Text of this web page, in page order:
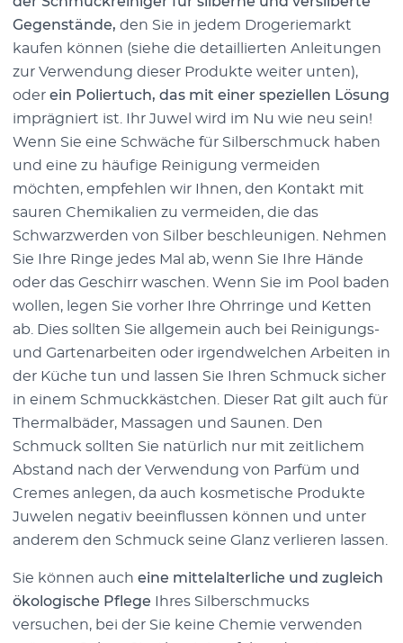
Gegenstände, den Sie in jedem Drogeriemarkt
kaufen können (siehe die detaillierten Anleitungen
zur Verwendung dieser Produkte weiter unten),
oder ein Poliertuch, das mit einer speziellen Lösung
imprägniert ist. Ihr Juwel wird im Nu wie neu sein!
Wenn Sie eine Schwäche für Silberschmuck haben
und eine zu häufige Reinigung vermeiden
möchten, empfehlen wir Ihnen, den Kontakt mit
sauren Chemikalien zu vermeiden, die das
Schwarzwerden von Silber beschleunigen. Nehmen
Sie Ihre Ringe jedes Mal ab, wenn Sie Ihre Hände
oder das Geschirr waschen. Wenn Sie im Pool baden
wollen, legen Sie vorher Ihre Ohrringe und Ketten
ab. Dies sollten Sie allgemein auch bei Reinigungs-
und Gartenarbeiten oder irgendwelchen Arbeiten in
der Küche tun und lassen Sie Ihren Schmuck sicher
in einem Schmuckkästchen. Dieser Rat gilt auch für
Thermalbäder, Massagen und Saunen. Den
Schmuck sollten Sie natürlich nur mit zeitlichem
Abstand nach der Verwendung von Parfüm und
Cremes anlegen, da auch kosmetische Produkte
Juwelen negativ beeinflussen können und unter
anderem den Schmuck seine Glanz verlieren lassen.
Sie können auch eine mittelalterliche und zugleich
ökologische Pflege Ihres Silberschmucks
versuchen, bei der Sie keine Chemie verwenden